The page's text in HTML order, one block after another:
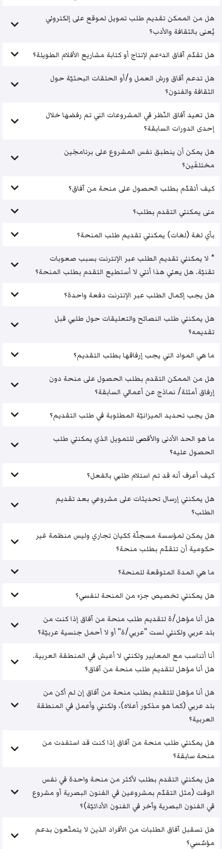
هل من الممكن تقديم طلب تمويل لموقع على إلكتروني
يُعنى بالثقافة والأدب؟
هل تقدّم آفاق الدَّعم لإنتاج أو كتابة مشاريع الأفلام الطويلة؟
هل تدعم آفاق ورش العمل و/أو الحلقات البحثيّة حول
الثقافة والفنون؟
هل تعيد آفاق النّظر في المشروعات التي تم رفضها خلال
إحدى الدورات السابقة؟
هل يمكن أن ينطبق نفس المشروع على برنامجَين
مختلفَين؟
كيف أتقدّم بطلب الحصول على منحة من آفاق؟
متى يمكنني التقدم بطلب؟
بأي لغة (لغات) يمكنني تقديم طلب المنحة؟
* لا يمكنني تقديم الطلب عبر الإنترنت بسبب صعوبات
تقنيّة. هل يعني هذا أنني لا أستطيع التقدم بطلب المنحة؟
هل يجب إكمال الطلب عبر الإنترنت دفعة واحدة؟
هل يمكنني طلب النصائح والتعليقات حول طلبي قبل
تقديمه؟
ما هي المواد التي يجب إرفاقها بطلب التقديم؟
هل من الممكن التقدم بطلب الحصول على منحة دون
إرفاق أمثلة/ نماذج عن أعمالي السابقة؟
هل يجب تحديد الميزانيّة المطلوبة في طلب التقديم؟
ما هو الحد الأدنى والأقصى للتمويل الذي يمكنني طلب
الحصول عليه؟
كيف أعرف أنه قد تم استلام طلبي بالفعل؟
هل يمكنني إرسال تحديثات على مشروعي بعد تقديم
الطلب؟
هل يمكن لمؤسسة مسجلّة ككيان تجاري وليس منظمة غير
حكومية أن تتقدّم بطلب منحة؟
ما هي المدة المتوقعة للمنحة؟
هل يمكنني تخصيص جزء من المنحة لنفسي؟
هل أنا مؤهل/ة لتقديم طلب منحة من آفاق إذا كنت من
بلد عربي ولكنني لست "عربي/ة" أو لا أحمل جنسية عربيّة؟
أنا أتناسب مع المعايير ولكنني لا أعيش في المنطقة العربية.
هل أنا مؤهل لتقديم طلب منحة من آفاق؟
هل أنا مؤهل للتقدم بطلب منحة من آفاق إن لم أكن من
بلد عربي (كما هو مذكور أعلاه)، ولكنني وأعمل في المنطقة
العربية؟
هل يمكنني طلب منحة من آفاق إذا كنت قد استفدت من
منحة سابقة؟
هل يمكنني التقدم بطلب لأكثر من منحة واحدة في نفس
الوقت (مثل التقدّم بمشروعين في الفنون البصرية أو مشروع
في الفنون البصرية وآخر في الفنون الأدائيّة)؟
هل تسقبل آفاق الطلبات من الأفراد الذين لا يتمتّعون بدعم
مؤسّسي؟